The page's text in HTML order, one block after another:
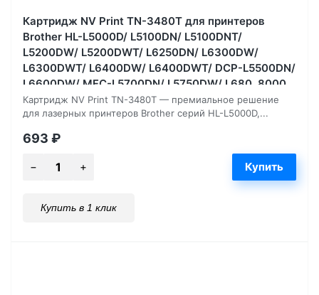
Картридж NV Print TN-3480T для принтеров
Brother HL-L5000D/ L5100DN/ L5100DNT/
L5200DW/ L5200DWT/ L6250DN/ L6300DW/
L6300DWT/ L6400DW/ L6400DWT/ DCP-L5500DN/
L6600DW/ MFC-L5700DN/ L5750DW/ L680, 8000
страниц
Картридж NV Print TN-3480T — премиальное решение
для лазерных принтеров Brother серий HL-L5000D,...
693 ₽
Купить в 1 клик